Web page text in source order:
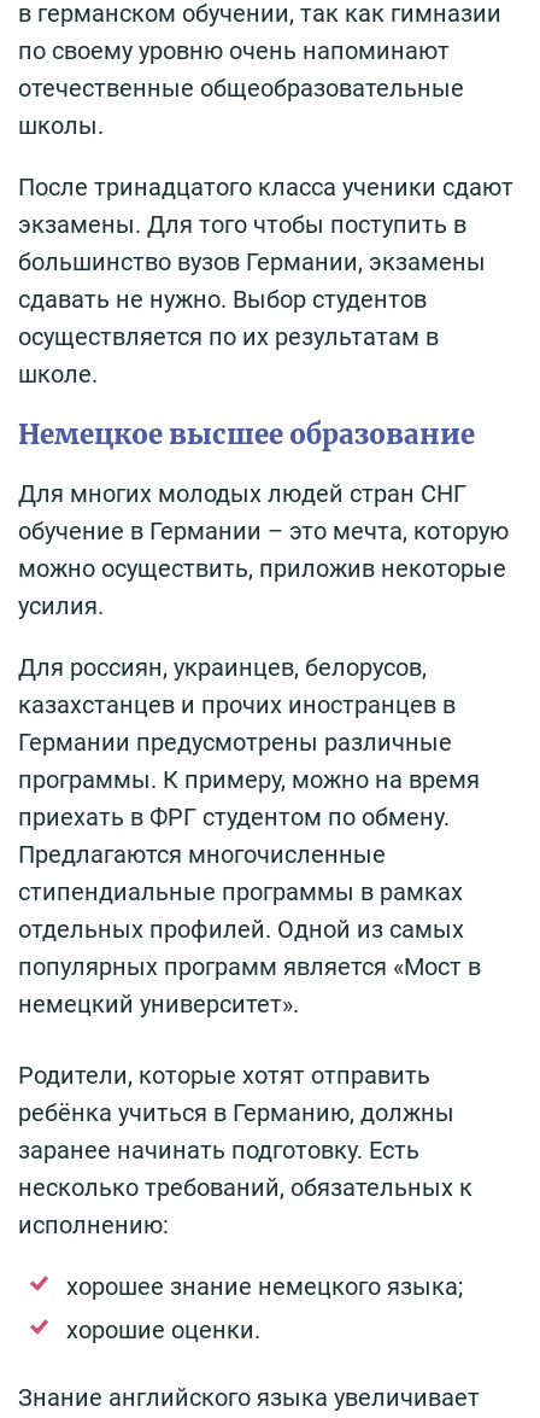
в германском обучении, так как гимназии
по своему уровню очень напоминают
отечественные общеобразовательные
школы.
После тринадцатого класса ученики сдают
экзамены. Для того чтобы поступить в
большинство вузов Германии, экзамены
сдавать не нужно. Выбор студентов
осуществляется по их результатам в
школе.
Немецкое высшее образование
Для многих молодых людей стран СНГ
обучение в Германии – это мечта, которую
можно осуществить, приложив некоторые
усилия.
Для россиян, украинцев, белорусов,
казахстанцев и прочих иностранцев в
Германии предусмотрены различные
программы. К примеру, можно на время
приехать в ФРГ студентом по обмену.
Предлагаются многочисленные
стипендиальные программы в рамках
отдельных профилей. Одной из самых
популярных программ является «Мост в
немецкий университет».
Родители, которые хотят отправить
ребёнка учиться в Германию, должны
заранее начинать подготовку. Есть
несколько требований, обязательных к
исполнению:
хорошее знание немецкого языка;
хорошие оценки.
Знание английского языка увеличивает